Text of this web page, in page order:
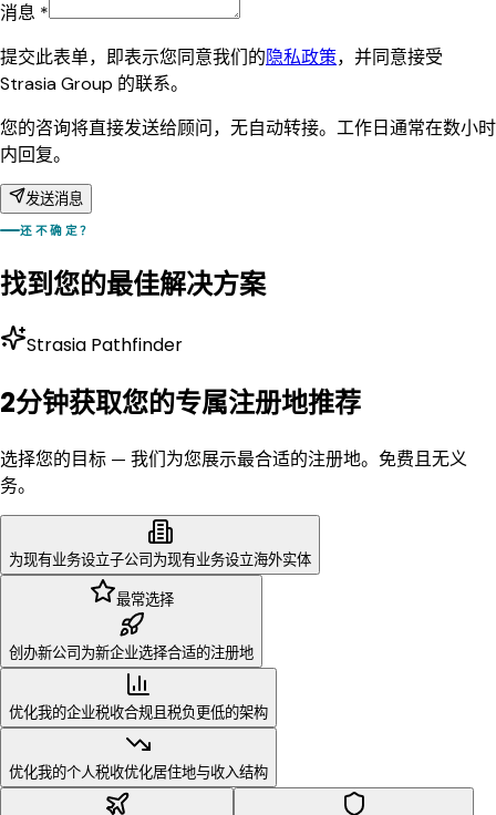
消息 *
提交此表单，即表示您同意我们的隐私政策，并同意接受
Strasia Group 的联系。
您的咨询将直接发送给顾问，无自动转接。工作日通常在数小时
内回复。
发送消息
还不确定？
找到您的最佳解决方案
Strasia Pathfinder
2分钟获取您的专属注册地推荐
选择您的目标 — 我们为您展示最合适的注册地。免费且无义
务。
为现有业务设立子公司 为现有业务设立海外实体
最常选择
创办新公司 为新企业选择合适的注册地
优化我的企业税收合规且税负更低的架构
优化我的个人税收优化居住地与收入结构